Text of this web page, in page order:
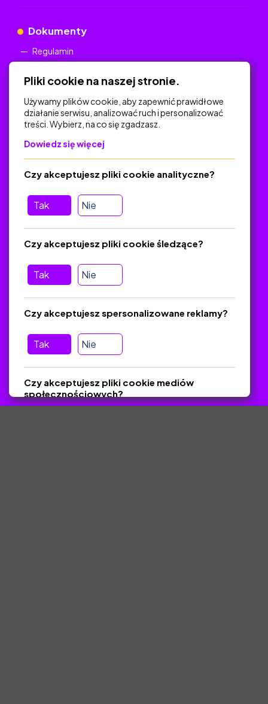
Dokumenty
Regulamin
Na skróty
Polityka Prywatności
Regulamin
O platformie
Baza materiałów dydaktycznych
Jak zostać autorem
FAQ
Pomoc
wiadomość nie trafiła do folderu SPAM)
Materiały chronione Prawem Autorskim.
Pliki cookie na naszej stronie.
Używamy plików cookie, aby zapewnić prawidłowe
działanie serwisu, analizować ruch i personalizować
treści. Wybierz, na co się zgadzasz.
Dowiedz się więcej
Tak Nie
Czy akceptujesz pliki cookie analityczne?
Tak Nie
Czy akceptujesz pliki cookie śledzące?
Tak Nie
Czy akceptujesz spersonalizowane reklamy?
Czy akceptujesz pliki cookie mediów
społecznościowych?